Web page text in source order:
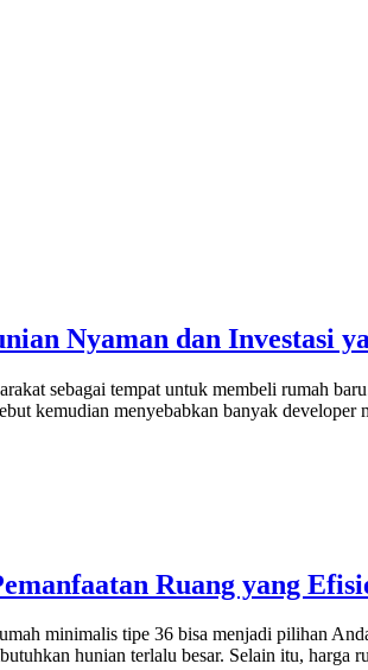
Nyaman dan Investasi
sebagai tempat untuk membeli rumah
kemudian menyebabkan banyak
Ruang yang
minimalis tipe 36 bisa menjadi pilihan
hunian terlalu besar. Selain itu,